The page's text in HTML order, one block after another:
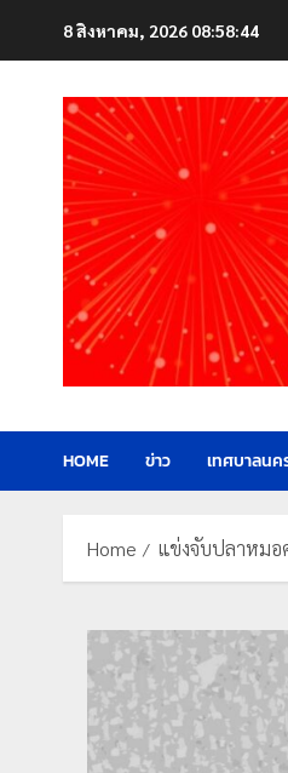
8 สิงหาคม, 2026 08:58:45
HOME ข่าว เทศบาลนค
Home แข่งจับปลาหมอ